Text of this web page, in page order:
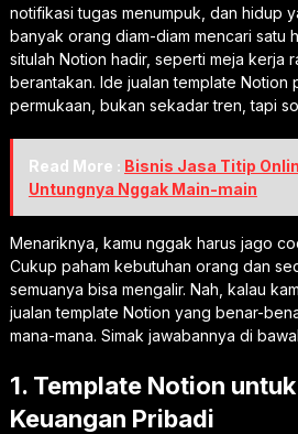
notifikasi tugas menumpuk, dan hidup
banyak orang diam-diam mencari satu
situlah Notion hadir, seperti meja kerja
berantakan. Ide jualan template Notion
permukaan, bukan sekadar tren, tapi
Read More : Bisnis Jasa Titip
Untungnya Nggak Main-main
Menariknya, kamu nggak harus jago
Cukup paham kebutuhan orang dan
semuanya bisa mengalir. Nah, kalau
jualan template Notion yang benar-
mana-mana. Simak jawabannya di
1. Template Notion
Keuangan Pribadi